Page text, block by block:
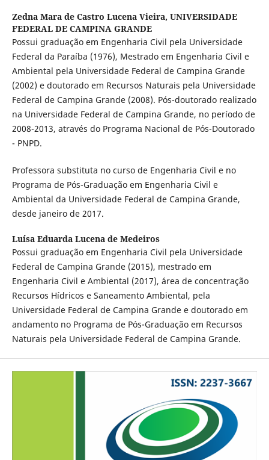
Zedna Mara de Castro Lucena Vieira, UNIVERSIDADE
FEDERAL DE CAMPINA GRANDE
Possui graduação em Engenharia Civil pela Universidade
Federal da Paraíba (1976), Mestrado em Engenharia Civil e
Ambiental pela Universidade Federal de Campina Grande
(2002) e doutorado em Recursos Naturais pela Universidade
Federal de Campina Grande (2008). Pós-doutorado realizado
na Universidade Federal de Campina Grande, no período de
2008-2013, através do Programa Nacional de Pós-Doutorado
- PNPD.
Professora substituta no curso de Engenharia Civil e no
Programa de Pós-Graduação em Engenharia Civil e
Ambiental da Universidade Federal de Campina Grande,
desde janeiro de 2017.
Luísa Eduarda Lucena de Medeiros
Possui graduação em Engenharia Civil pela Universidade
Federal de Campina Grande (2015), mestrado em
Engenharia Civil e Ambiental (2017), área de concentração
Recursos Hídricos e Saneamento Ambiental, pela
Universidade Federal de Campina Grande e doutorado em
andamento no Programa de Pós-Graduação em Recursos
Naturais pela Universidade Federal de Campina Grande.